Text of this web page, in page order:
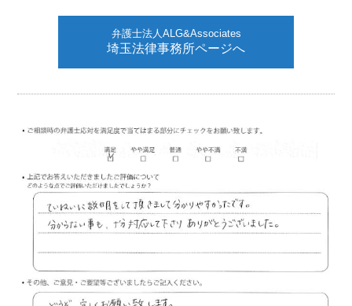
弁護士法人ALG&Associates
埼玉法律事務所ページへ